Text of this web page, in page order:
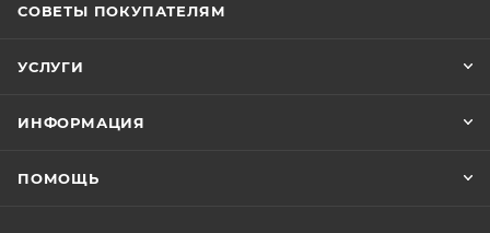
СОВЕТЫ ПОКУПАТЕЛЯМ
УСЛУГИ
ИНФОРМАЦИЯ
ПОМОЩЬ